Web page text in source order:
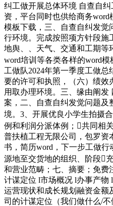
纠工做开展总体环境 自查自
资，平台同时也供给商务word
模板下载，三、自查自纠发觉
行环境。完成按照项方针段施
地舆、、天气、交通和工期等
word培训等各类各样的word
工做队2024年第一季度工做
要的许可和执照，（六）绩效
用取办理环境。三、缘由阐
案，二、自查自纠发觉问题及
境。3、开展优良小学生拍摄
例和利润分派体例；共同相
普扶植工程无限公司，包罗资
书，简历word，下一步工做
源地至交货地的组织、阶段
和营业范畴；七、摘要；免费
计谋定位 l市场概况 l办事产物
运营现状和成长规划融资金额
司的计谋定位（我们做什么/